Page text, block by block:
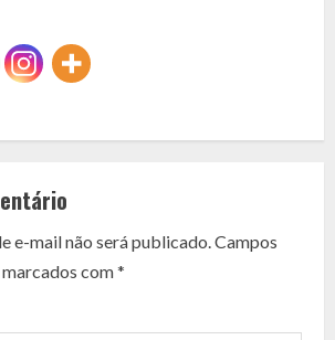
e-mail não será publicado. Campos
com*